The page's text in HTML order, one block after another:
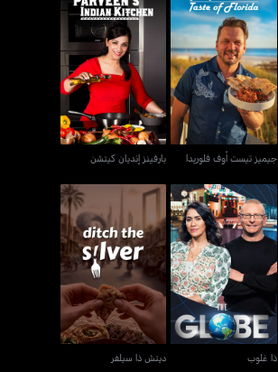
جيميز تيست أوف فلوريدا
جيميز تيست أوف فلوريدا
بارفينز إنديان كيتشن
بارفينز إنديان كيتشن
ذا غلوب
ذا غلوب
ديتش ذا سيلفر
ديتش ذا سيلفر